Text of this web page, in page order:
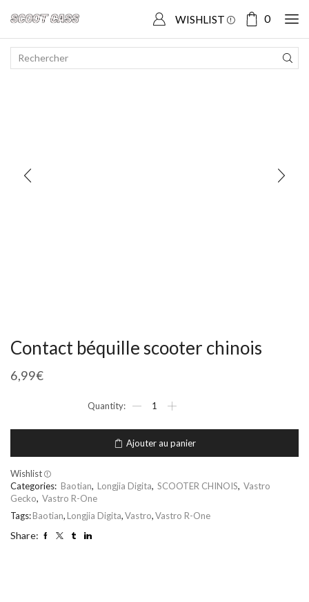
WISHLIST 0
Accueil Boutique SCOOTER CHINOIS Vastro Gecko
Contact béquille scooter chinois
6,99€
Ajouter au panier
Wishlist
Categories: Baotian, Longjia Digita, SCOOTER CHINOIS, Vastro
Gecko, Vastro R-One
Tags:Baotian, Longjia Digita,Vastro,Vastro R-One
Share: